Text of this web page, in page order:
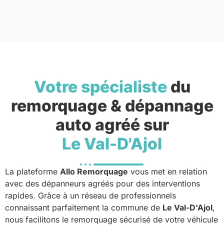
Votre spécialistedu
remorquage & dépannage
auto agréé sur
Le Val-D'Ajol
La plateforme Allo Remorquage vous met en relation
avec des dépanneurs agréés pour des interventions
rapides. Grâce à un réseau de professionnels
connaissant parfaitement la commune de Le Val-D'Ajol,
nous facilitons le remorquage sécurisé de votre véhicule